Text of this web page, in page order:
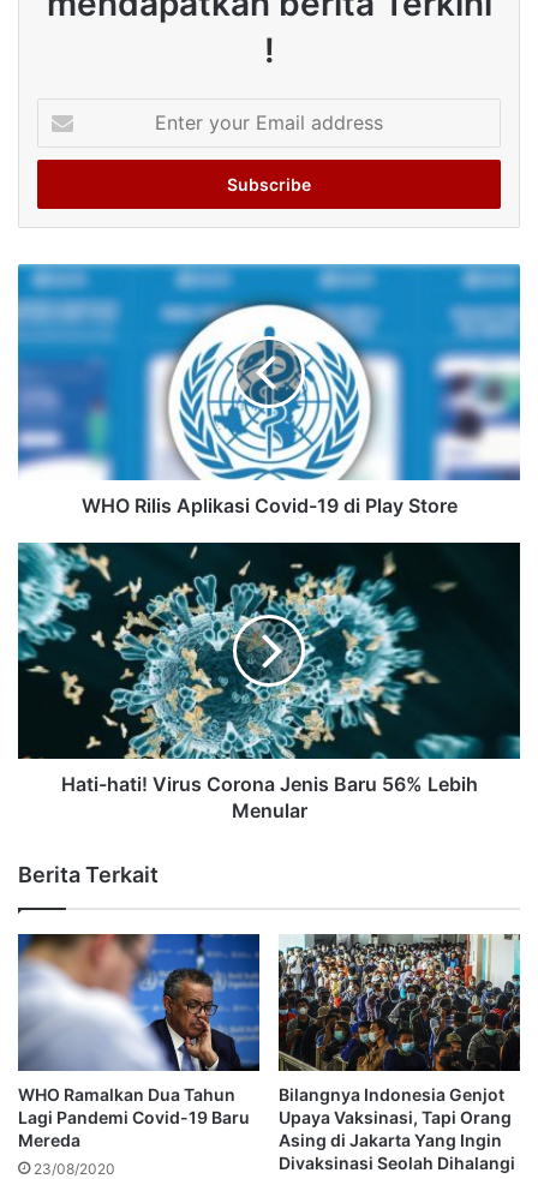
!
your
Email
WHO Rilis Aplikasi Covid-19 di Play Store
Hati-hati! Virus Corona Jenis Baru 56% Lebih
Menular
Berita Terkait
WHO Ramalkan Dua Tahun
Lagi Pandemi Covid-19 Baru
Mereda
23/08/2020
Bilangnya Indonesia Genjot
Upaya Vaksinasi, Tapi Orang
Asing di Jakarta Yang Ingin
Divaksinasi Seolah Dihalangi